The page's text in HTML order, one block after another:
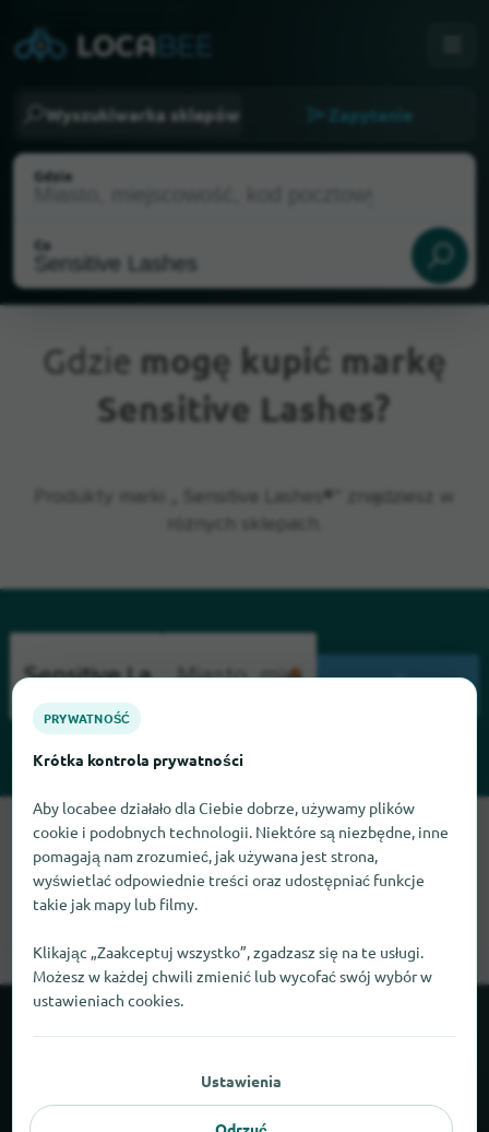
Wyszukiwarka sklepów Zapytanie
Gdzie
Co
Aktualna lokalizacja
Gdzie mogę kupić markę
Sensitive Lashes?
Produkty marki „ Sensitive Lashes®” znajdziesz w
Przepraszamy, nie możemy teraz znaleźć Sensitive Lashes.
Jeśli wiesz, gdzie znaleźć Sensitive Lashes, będziemy
wdzięczni, jeśli dasz nam znać.
O locabee
PRYWATNOŚĆ
Krótka kontrola prywatności
Aby locabee działało dla Ciebie dobrze, używamy plików
cookie i podobnych technologii. Niektóre są niezbędne, inne
pomagają nam zrozumieć, jak używana jest strona,
wyświetlać odpowiednie treści oraz udostępniać funkcje
takie jak mapy lub filmy.
Klikając „Zaakceptuj wszystko”, zgadzasz się na te usługi.
Możesz w każdej chwili zmienić lub wycofać swój wybór w
ustawieniach cookies.
Ustawienia